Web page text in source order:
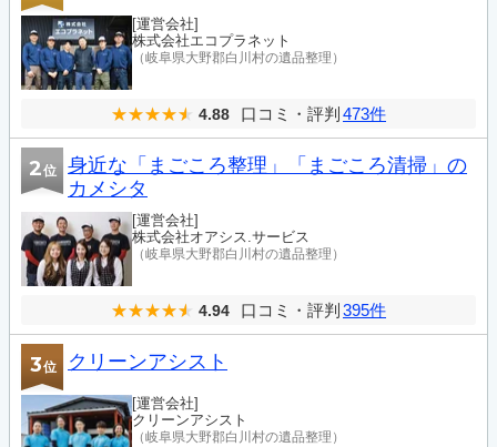
[運営会社]
株式会社エコプラネット
（岐阜県大野郡白川村の遺品整理）
4.88 口コミ・評判 473件
2位
身近な「まごころ整理」「まごころ清掃」の
カメシタ
[運営会社]
株式会社オアシス.サービス
（岐阜県大野郡白川村の遺品整理）
4.94 口コミ・評判 395件
3位 クリーンアシスト
[運営会社]
クリーンアシスト
（岐阜県大野郡白川村の遺品整理）